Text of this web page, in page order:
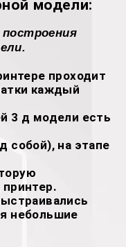
модели:
проходит
каждый
3 д модели есть
собой), на этапе
небольшие